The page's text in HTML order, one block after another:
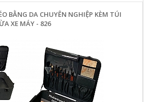
BẰNG DA CHUYÊN NGHIỆP KÈM TÚI
XE MÁY - 826